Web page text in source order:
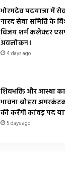
भोरमदेव पदयात्रा में
नारद सेवा समिति के
विजय शर्म कलेक्टर
अवलोकन।
4 days ago
शिवभक्ति और आस्था
भावना बोहरा
की करेंगी कांवड़ पद
5 days ago